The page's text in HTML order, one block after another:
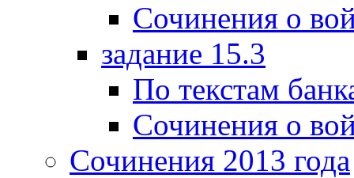
Сочинения о
задание 15.3
По текстам
Сочинения о
Сочинения 2013 года